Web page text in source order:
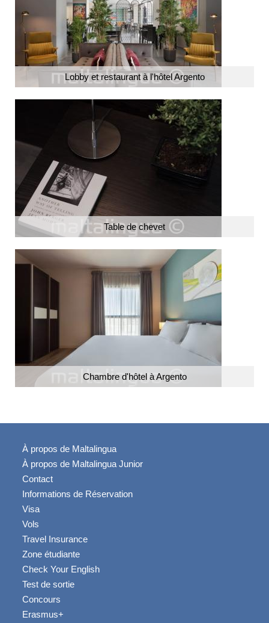
Lobby et restaurant à l'hôtel Argento
Table de chevet
Chambre d'hôtel à Argento
À propos de Maltalingua
À propos de Maltalingua Junior
Contact
Informations de Réservation
Visa
Vols
Travel Insurance
Zone étudiante
Check Your English
Test de sortie
Concours
Erasmus+